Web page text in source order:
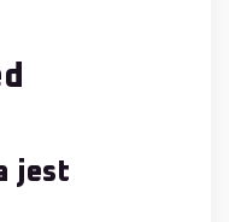
jest